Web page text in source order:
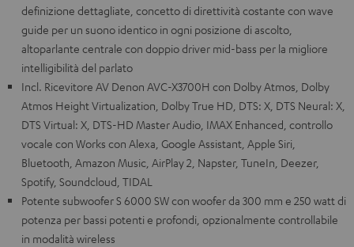
definizione dettagliate, concetto di direttività costante con wave
guide per un suono identico in ogni posizione di ascolto,
altoparlante centrale con doppio driver mid-bass per la migliore
intelligibilità del parlato
Incl. Ricevitore AV Denon AVC-X3700H con Dolby Atmos, Dolby
Atmos Height Virtualization, Dolby True HD, DTS: X, DTS Neural: X,
DTS Virtual: X, DTS-HD Master Audio, IMAX Enhanced, controllo
vocale con Works con Alexa, Google Assistant, Apple Siri,
Bluetooth, Amazon Music, AirPlay 2, Napster, TuneIn, Deezer,
Spotify, Soundcloud, TIDAL
Potente subwoofer S 6000 SW con woofer da 300 mm e 250 watt di
potenza per bassi potenti e profondi, opzionalmente controllabile
in modalità wireless